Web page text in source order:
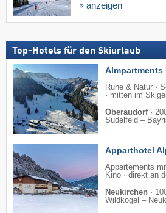
anzeigen
Top-Hotels für den Skiurlaub
Almpartments
Ruhe & Natur ·
· mitten im
Oberaudorf·
Sudelfeld –
Apparthotel
Appartements
Kino · direkt an
Neukirchen ·
Wildkogel –